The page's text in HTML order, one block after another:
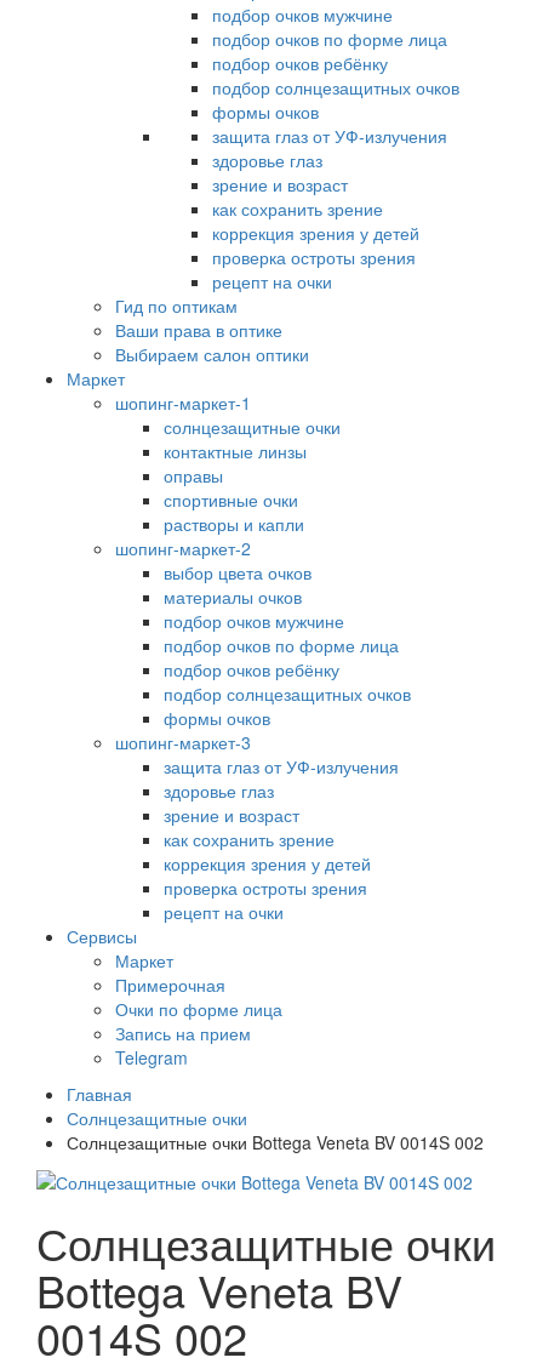
подбор очков мужчине
подбор очков по форме лица
подбор очков ребёнку
подбор солнцезащитных очков
формы очков
защита глаз от УФ-излучения
здоровье глаз
зрение и возраст
как сохранить зрение
коррекция зрения у детей
проверка остроты зрения
рецепт на очки
Гид по оптикам
Ваши права в оптике
Выбираем салон оптики
Маркет
шопинг-маркет-1
солнцезащитные очки
контактные линзы
оправы
спортивные очки
растворы и капли
шопинг-маркет-2
выбор цвета очков
материалы очков
подбор очков мужчине
подбор очков по форме лица
подбор очков ребёнку
подбор солнцезащитных очков
формы очков
шопинг-маркет-3
защита глаз от УФ-излучения
здоровье глаз
зрение и возраст
как сохранить зрение
коррекция зрения у детей
проверка остроты зрения
рецепт на очки
Сервисы
Маркет
Примерочная
Очки по форме лица
Запись на прием
Telegram
Главная
Солнцезащитные очки
Солнцезащитные очки Bottega Veneta BV 0014S 002
Солнцезащитные очки
Bottega Veneta BV
0014S 002